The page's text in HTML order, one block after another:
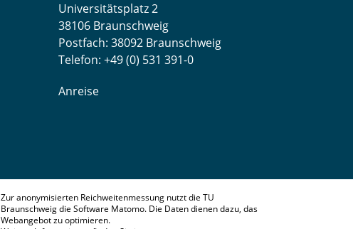
Universitätsplatz 2
38106 Braunschweig
Postfach: 38092 Braunschweig
Telefon: +49 (0) 531 391-0
Anreise
Zur anonymisierten Reichweitenmessung nutzt die TU
Braunschweig die Software Matomo. Die Daten dienen dazu, das
Webangebot zu optimieren.